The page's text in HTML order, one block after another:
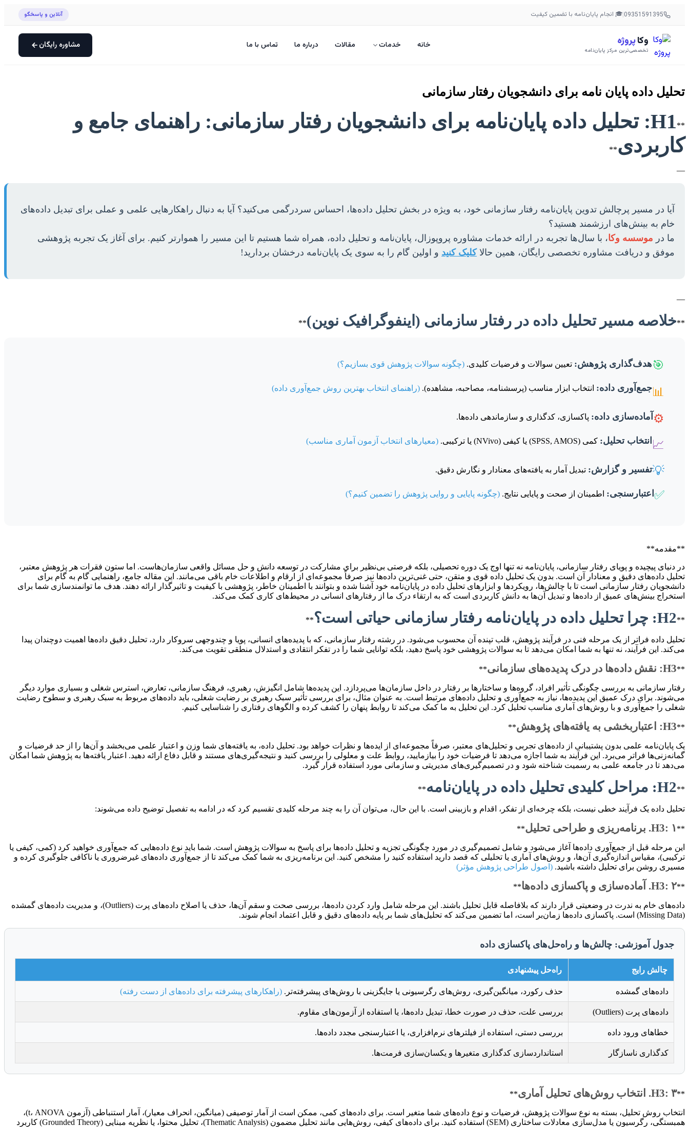
09351591395
|🎓 انجام پایان‌نامه با تضمین کیفیت آنلاین و پاسخگو
وکاپروژه
تخصصی‌ترین مرکز پایان‌نامه خانه خدمات مقالات درباره ما تماس با ما مشاوره رایگان
تحلیل داده پایان نامه برای دانشجویان رفتار سازمانی
**
H1: تحلیل داده پایان‌نامه برای دانشجویان رفتار سازمانی: راهنمای جامع و
کاربردی**
—
آیا در مسیر پرچالش تدوین پایان‌نامه رفتار سازمانی خود، به ویژه در بخش تحلیل داده‌ها، احساس سردرگمی می‌کنید؟ آیا به دنبال راهکارهایی علمی و عملی برای تبدیل داده‌های
خام به بینش‌های ارزشمند هستید؟
ما در موسسه وکا، با سال‌ها تجربه در ارائه خدمات مشاوره پروپوزال، پایان‌نامه و تحلیل داده، همراه شما هستیم تا این مسیر را هموارتر کنیم. برای آغاز یک تجربه پژوهشی
موفق و دریافت مشاوره تخصصی رایگان، همین حالاکلیک کنید و اولین گام را به سوی یک پایان‌نامه درخشان بردارید!
—
**خلاصه مسیر تحلیل داده در رفتار سازمانی (اینفوگرافیک نوین)**
🎯 هدف‌گذاری پژوهش: تعیین سوالات و فرضیات کلیدی. (چگونه سوالات پژوهش قوی بسازیم؟)
📊جمع‌آوری داده: انتخاب ابزار مناسب (پرسشنامه، مصاحبه، مشاهده). (راهنمای انتخاب بهترین روش جمع‌آوری داده)
⚙️ آماده‌سازی داده: پاکسازی، کدگذاری و سازماندهی داده‌ها.
📈 انتخاب تحلیل: کمی (SPSS, AMOS) یا کیفی (NVivo) یا ترکیبی. (معیارهای انتخاب آزمون آماری مناسب)
💡تفسیر و گزارش: تبدیل آمار به یافته‌های معنادار و نگارش دقیق.
✅ اعتبارسنجی: اطمینان از صحت و پایایی نتایج. (چگونه پایایی و روایی پژوهش را تضمین کنیم؟)
**مقدمه**
در دنیای پیچیده و پویای رفتار سازمانی، پایان‌نامه نه تنها اوج یک دوره تحصیلی، بلکه فرصتی بی‌نظیر برای مشارکت در توسعه دانش و حل مسائل واقعی سازمان‌هاست. اما ستون فقرات هر پژوهش معتبر،
تحلیل داده‌های دقیق و معنادار آن است. بدون یک تحلیل داده قوی و متقن، حتی غنی‌ترین داده‌ها نیز صرفاً مجموعه‌ای از ارقام و اطلاعات خام باقی می‌مانند. این مقاله جامع، راهنمایی گام به گام برای
دانشجویان رفتار سازمانی است تا با چالش‌ها، رویکردها و ابزارهای تحلیل داده در پایان‌نامه خود آشنا شده و بتوانند با اطمینان خاطر، پژوهشی با کیفیت و تاثیرگذار ارائه دهند. هدف ما توانمندسازی شما برای
استخراج بینش‌های عمیق از داده‌ها و تبدیل آن‌ها به دانش کاربردی است که به ارتقاء درک ما از رفتارهای انسانی در محیط‌های کاری کمک می‌کند.
**H2: چرا تحلیل داده در پایان‌نامه رفتار سازمانی حیاتی است؟ **
تحلیل داده فراتر از یک مرحله فنی در فرآیند پژوهش، قلب تپنده آن محسوب می‌شود. در رشته رفتار سازمانی، که با پدیده‌های انسانی، پویا و چندوجهی سروکار دارد، تحلیل دقیق داده‌ها اهمیت دوچندان پیدا
می‌کند. این فرآیند، نه تنها به شما امکان می‌دهد تا به سوالات پژوهشی خود پاسخ دهید، بلکه توانایی شما را در تفکر انتقادی و استدلال منطقی تقویت می‌کند.
**H3: نقش داده‌ها در درک پدیده‌های سازمانی **
رفتار سازمانی به بررسی چگونگی تأثیر افراد، گروه‌ها و ساختارها بر رفتار در داخل سازمان‌ها می‌پردازد. این پدیده‌ها شامل انگیزش، رهبری، فرهنگ سازمانی، تعارض، استرس شغلی و بسیاری موارد دیگر
می‌شوند. برای درک عمیق این پدیده‌ها، نیاز به جمع‌آوری و تحلیل داده‌های مرتبط است. به عنوان مثال، برای بررسی تأثیر سبک رهبری بر رضایت شغلی، باید داده‌های مربوط به سبک رهبری و سطوح رضایت
شغلی را جمع‌آوری و با روش‌های آماری مناسب تحلیل کرد. این تحلیل به ما کمک می‌کند تا روابط پنهان را کشف کرده و الگوهای رفتاری را شناسایی کنیم.
**H3: اعتباربخشی به یافته‌های پژوهش **
یک پایان‌نامه علمی بدون پشتیبانی از داده‌های تجربی و تحلیل‌های معتبر، صرفاً مجموعه‌ای از ایده‌ها و نظرات خواهد بود. تحلیل داده، به یافته‌های شما وزن و اعتبار علمی می‌بخشد و آن‌ها را از حد فرضیات و
گمانه‌زنی‌ها فراتر می‌برد. این فرآیند به شما اجازه می‌دهد تا فرضیات خود را بیازمایید، روابط علت و معلولی را بررسی کنید و نتیجه‌گیری‌های مستند و قابل دفاع ارائه دهید. اعتبار یافته‌ها به پژوهش شما امکان
می‌دهد تا در جامعه علمی به رسمیت شناخته شود و در تصمیم‌گیری‌های مدیریتی و سازمانی مورد استفاده قرار گیرد.
**H2: مراحل کلیدی تحلیل داده در پایان‌نامه **
تحلیل داده یک فرآیند خطی نیست، بلکه چرخه‌ای از تفکر، اقدام و بازبینی است. با این حال، می‌توان آن را به چند مرحله کلیدی تقسیم کرد که در ادامه به تفصیل توضیح داده می‌شوند:
** H3: ۱. برنامه‌ریزی و طراحی تحلیل **
این مرحله قبل از جمع‌آوری داده‌ها آغاز می‌شود و شامل تصمیم‌گیری در مورد چگونگی تجزیه و تحلیل داده‌ها برای پاسخ به سوالات پژوهش است. شما باید نوع داده‌هایی که جمع‌آوری خواهید کرد (کمی، کیفی یا
ترکیبی)، مقیاس اندازه‌گیری آن‌ها، و روش‌های آماری یا تحلیلی که قصد دارید استفاده کنید را مشخص کنید. این برنامه‌ریزی به شما کمک می‌کند تا از جمع‌آوری داده‌های غیرضروری یا ناکافی جلوگیری کرده و
مسیری روشن برای تحلیل داشته باشید. (اصول طراحی پژوهش مؤثر)
**H3: ۲. آماده‌سازی و پاکسازی داده‌ها **
داده‌های خام به ندرت در وضعیتی قرار دارند که بلافاصله قابل تحلیل باشند. این مرحله شامل وارد کردن داده‌ها، بررسی صحت و سقم آن‌ها، حذف یا اصلاح داده‌های پرت (Outliers)، و مدیریت داده‌های گمشده
(Missing Data) است. پاکسازی داده‌ها زمان‌بر است، اما تضمین می‌کند که تحلیل‌های شما بر پایه داده‌های دقیق و قابل اعتماد انجام شوند.
جدول آموزشی: چالش‌ها و راه‌حل‌های پاکسازی داده
چالش رایج راه‌حل پیشنهادی
داده‌های گمشده حذف رکورد، میانگین‌گیری، روش‌های رگرسیونی یا جایگزینی با روش‌های پیشرفته‌تر. (راهکارهای پیشرفته برای داده‌های از دست رفته)
داده‌های پرت (Outliers) بررسی علت، حذف در صورت خطا، تبدیل داده‌ها، یا استفاده از آزمون‌های مقاوم.
خطاهای ورود داده بررسی دستی، استفاده از فیلترهای نرم‌افزاری، یا اعتبارسنجی مجدد داده‌ها.
کدگذاری ناسازگار استانداردسازی کدگذاری متغیرها و یکسان‌سازی فرمت‌ها.
**H3: ۳. انتخاب روش‌های تحلیل آماری **
انتخاب روش تحلیل، بسته به نوع سوالات پژوهش، فرضیات و نوع داده‌های شما متغیر است. برای داده‌های کمی، ممکن است از آمار توصیفی (میانگین، انحراف معیار)، آمار استنباطی (آزمون t، ANOVA)،
همبستگی، رگرسیون یا مدل‌سازی معادلات ساختاری (SEM) استفاده کنید. برای داده‌های کیفی، روش‌هایی مانند تحلیل مضمون (Thematic Analysis)، تحلیل محتوا، یا نظریه مبنایی (Grounded Theory) کاربرد